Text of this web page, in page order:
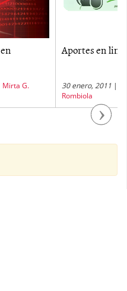
Aportes en linea
30 enero, 2011
Nicolas
Next